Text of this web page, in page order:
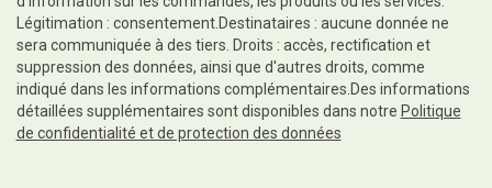
Légitimation : consentement.Destinataires : aucune donnée ne
sera communiquée à des tiers. Droits : accès, rectification et
suppression des données, ainsi que d'autres droits, comme
indiqué dans les informations complémentaires.Des informations
détaillées supplémentaires sont disponibles dans notre Politique
de confidentialité et de protection des données